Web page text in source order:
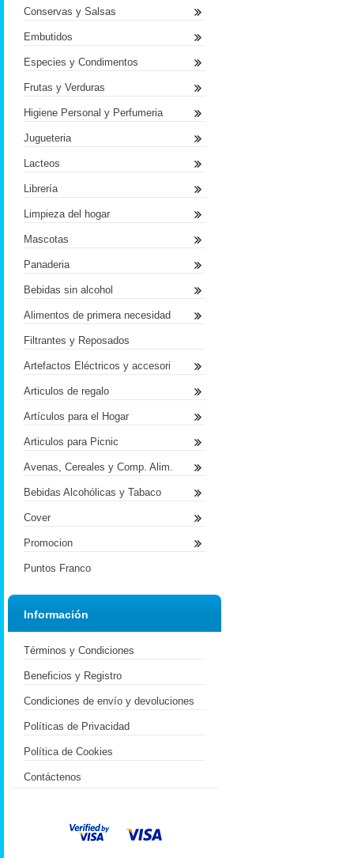
Conservas y Salsas
Embutidos
Especies y Condimentos
Frutas y Verduras
Higiene Personal y Perfumeria
Jugueteria
Lacteos
Librería
Limpieza del hogar
Mascotas
Panaderia
Bebidas sin alcohol
Alimentos de primera necesidad
Filtrantes y Reposados
Artefactos Eléctricos y accesori
Articulos de regalo
Artículos para el Hogar
Articulos para Picnic
Avenas, Cereales y Comp. Alim.
Bebidas Alcohólicas y Tabaco
Cover
Promocion
Puntos Franco
Información
Términos y Condiciones
Beneficios y Registro
Condiciones de envío y devoluciones
Políticas de Privacidad
Política de Cookies
Contáctenos